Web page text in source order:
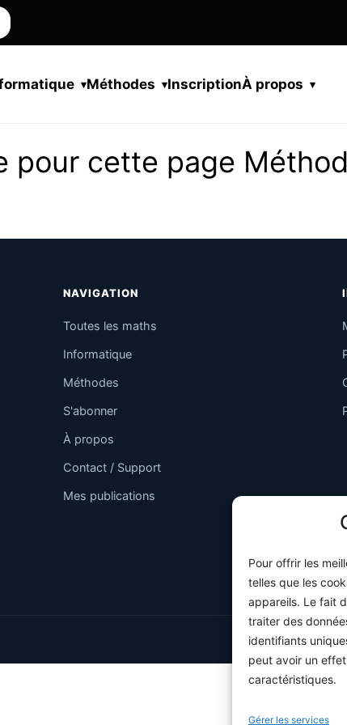
Pour offrir les
telles que les
appareils. Le fait
traiter des
identifiants
peut avoir un
caractéristiques.
Gérer les services
Méthodes InscriptionÀ propos
pour cette page
NAVIGATION
Toutes les maths
Informatique
Méthodes
S'abonner
À propos
Contact / Support
Mes publications